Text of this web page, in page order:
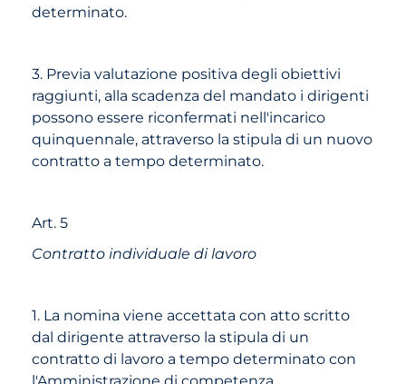
determinato.
3. Previa valutazione positiva degli obiettivi
raggiunti, alla scadenza del mandato i dirigenti
possono essere riconfermati nell'incarico
quinquennale, attraverso la stipula di un nuovo
contratto a tempo determinato.
Art. 5
Contratto individuale di lavoro
1. La nomina viene accettata con atto scritto
dal dirigente attraverso la stipula di un
contratto di lavoro a tempo determinato con
l'Amministrazione di competenza.